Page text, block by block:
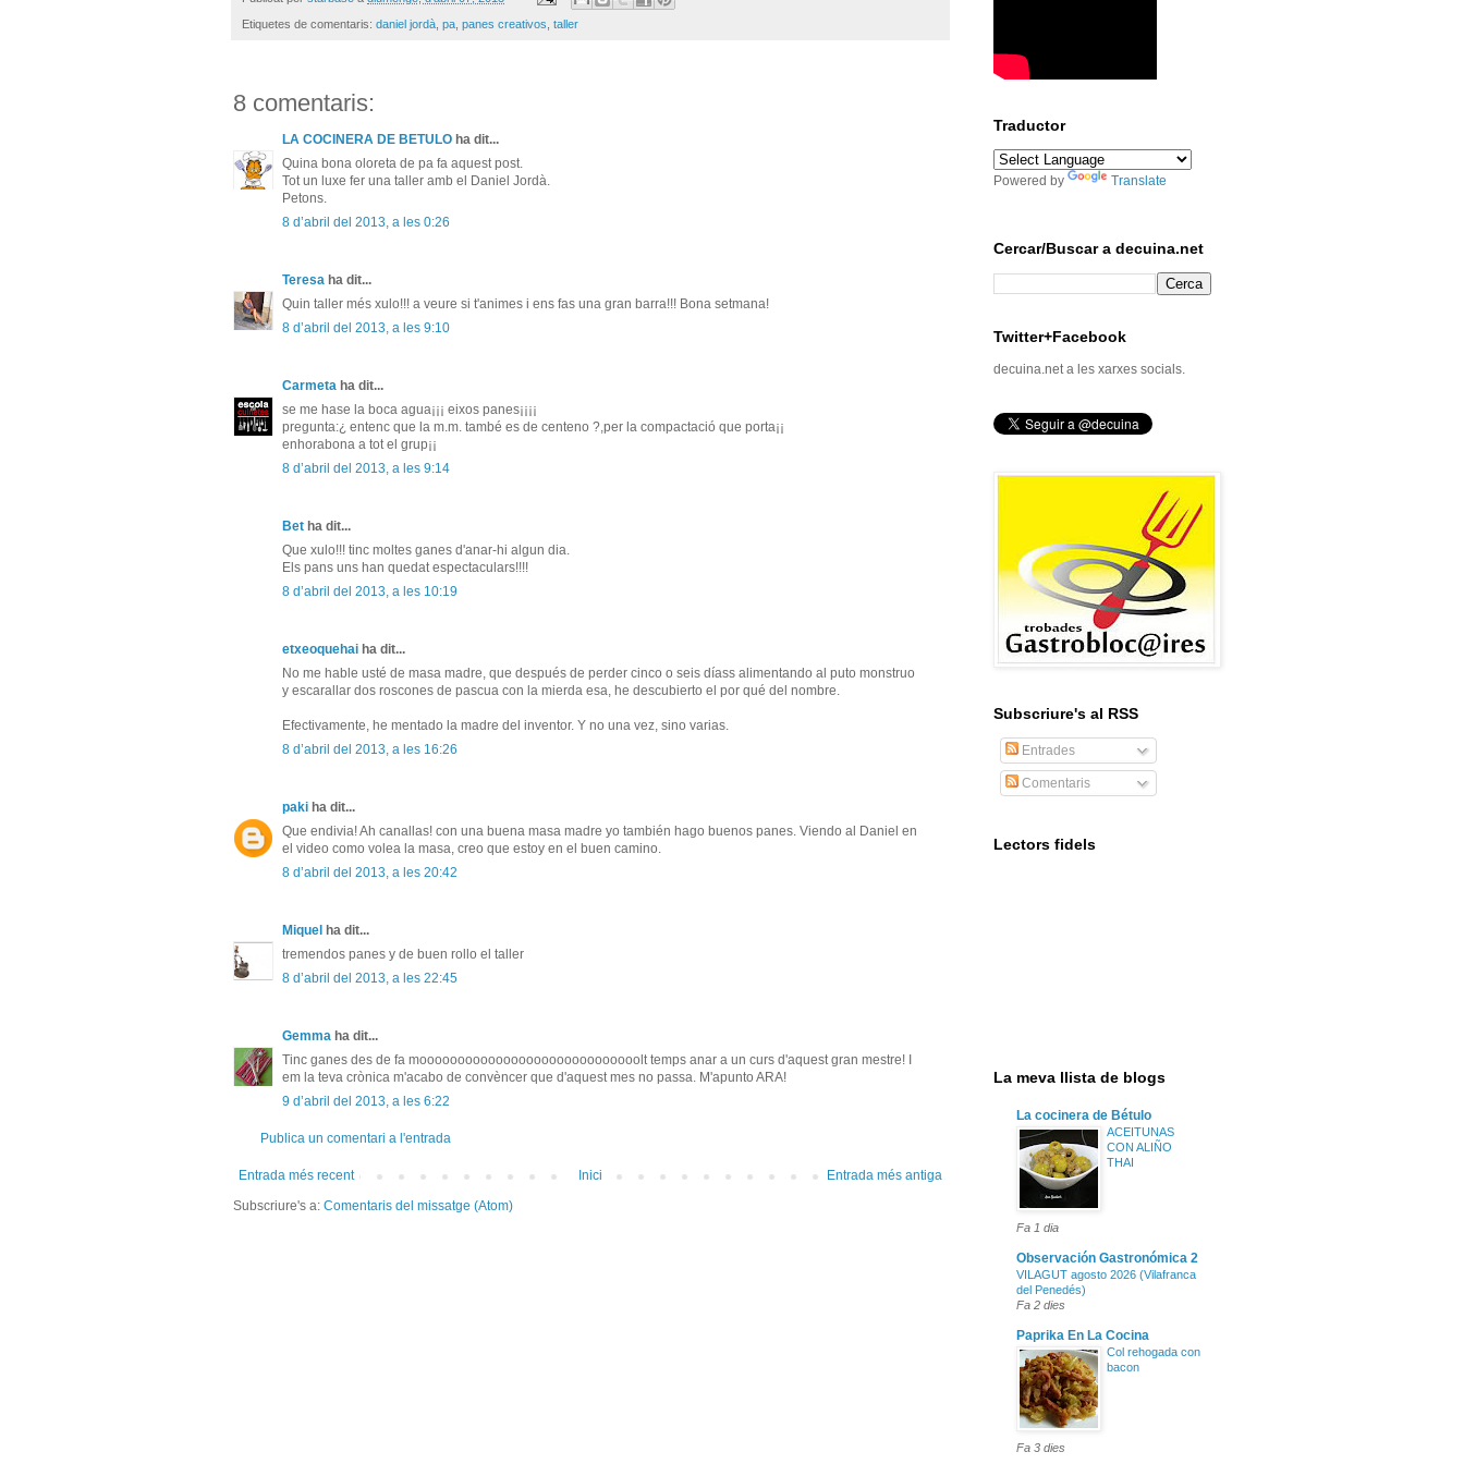
Etiquetes de comentaris: daniel jordà pa panes creativos taller
8 comentaris:
LA COCINERA DE BETULO ha dit...
Quina bona oloreta de pa fa aquest post.
Tot un luxe fer una taller amb el Daniel Jordà.
Petons.
8 d’abril del 2013, a les 0:26
Teresa ha dit...
Quin taller més xulo!!! a veure si t'animes i ens fas una gran barra!!! Bona setmana!
8 d’abril del 2013, a les 9:10
Carmeta ha dit...
se me hase la boca agua¡¡¡ eixos panes¡¡¡¡
pregunta:¿ entenc que la m.m. també es de centeno ?,per la compactació que porta¡¡
enhorabona a tot el grup¡¡
8 d’abril del 2013, a les 9:14
Bet ha dit...
Que xulo!!! tinc moltes ganes d'anar-hi algun dia.
Els pans uns han quedat espectaculars!!!!
8 d’abril del 2013, a les 10:19
etxeoquehai ha dit...
No me hable usté de masa madre, que después de perder cinco o seis díass alimentando al puto monstruo
y escarallar dos roscones de pascua con la mierda esa, he descubierto el por qué del nombre.
Efectivamente, he mentado la madre del inventor. Y no una vez, sino varias.
8 d’abril del 2013, a les 16:26
paki ha dit...
Que endivia! Ah canallas! con una buena masa madre yo también hago buenos panes. Viendo al Daniel en
el video como volea la masa, creo que estoy en el buen camino.
8 d’abril del 2013, a les 20:42
Miquel ha dit...
tremendos panes y de buen rollo el taller
8 d’abril del 2013, a les 22:45
Gemma ha dit...
Tinc ganes des de fa mooooooooooooooooooooooooooooolt temps anar a un curs d'aquest gran mestre! I
em la teva crònica m'acabo de convèncer que d'aquest mes no passa. M'apunto ARA!
9 d’abril del 2013, a les 6:22
Publica un comentari a l'entrada
Entrada més recent Entrada més antiga
Inici
Subscriure's a: Comentaris del missatge (Atom)
Traductor
Powered by Translate
Cercar/Buscar a decuina.net
Twitter+Facebook
decuina.net a les xarxes socials.
Subscriure's al RSS
Entrades
Comentaris
Lectors fidels
La meva llista de blogs
La cocinera de Bétulo
ACEITUNAS
CON ALIÑO
THAI
Fa 1 dia
Observación Gastronómica 2
VILAGUT agosto 2026 (Vilafranca
del Penedés)
Fa 2 dies
Paprika En La Cocina
Col rehogada con
bacon
Fa 3 dies